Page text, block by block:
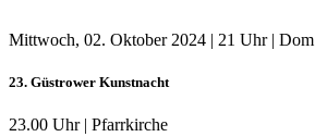
Mittwoch, 02. Oktober 2024 | 21 Uhr | Dom
23. Güstrower Kunstnacht
23.00 Uhr | Pfarrkirche